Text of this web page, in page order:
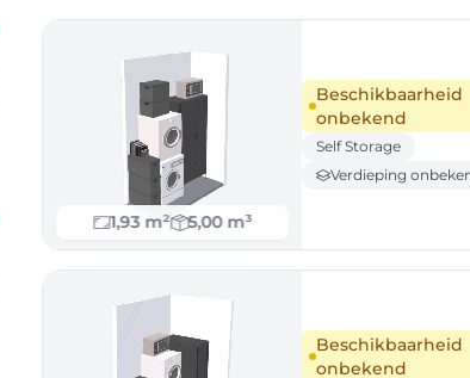
1,93 m² 5,00 m³
Beschikbaarheid
onbekend
Self Storage
Verdieping
Beschikbaarheid
onbekend